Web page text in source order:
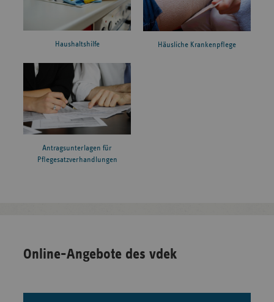
Haushaltshilfe Häusliche Krankenpflege
Antragsunterlagen für
Pflegesatzverhandlungen
Online-Angebote des vdek